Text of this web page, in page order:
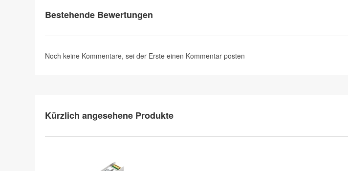
Bestehende Bewertungen
Noch keine Kommentare, sei der Erste einen Kommentar posten
Kürzlich angesehene Produkte